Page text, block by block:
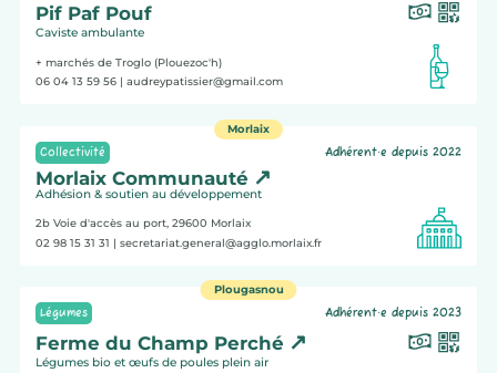
Pif Paf Pouf
Caviste ambulante
+ marchés de Troglo (Plouezoc'h)
06 04 13 59 56| audreypatissier@gmail.com
Morlaix
Collectivité
Adhérent·e depuis 2022
Morlaix Communauté
Adhésion & soutien au développement
2b Voie d'accès au port, 29600 Morlaix
02 98 15 31 31 | secretariat.general@agglo.morlaix.fr
Plougasnou
Légumes
Adhérent·e depuis 2023
Ferme du Champ Perché
Légumes bio et œufs de poules plein air